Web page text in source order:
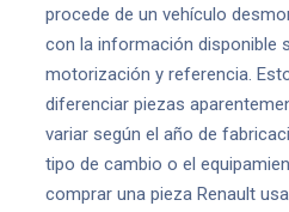
procede de un vehículo
con la información disponible
motorización y referencia.
diferenciar piezas
variar según el año de
tipo de cambio o el
comprar una pieza Renault